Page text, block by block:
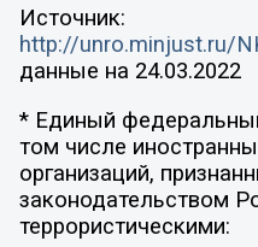
Источник:
http://unro.minjust.ru/
данные на 24.03.2022
* Единый
том числе
организаций,
законодательством
террористическими: